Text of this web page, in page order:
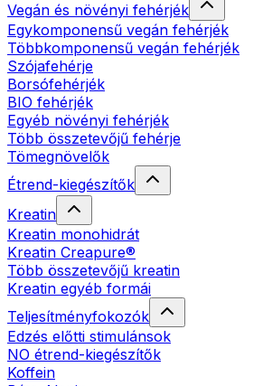
Vegán és növényi fehérjék
Egykomponensű vegán fehérjék
Többkomponensű vegán fehérjék
Szójafehérje
Borsófehérjék
BIO fehérjék
Egyéb növényi fehérjék
Több összetevőjű fehérje
Tömegnövelők
Étrend-kiegészítők
Kreatin
Kreatin monohidrát
Kreatin Creapure®
Több összetevőjű kreatin
Kreatin egyéb formái
Teljesítményfokozók
Edzés előtti stimulánsok
NO étrend-kiegészítők
Koffein